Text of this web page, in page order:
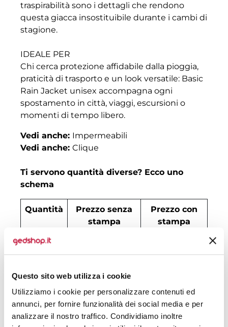
Questo sito web utilizza i cookie
Utilizziamo i cookie per personalizzare contenuti ed
annunci, per fornire funzionalità dei social media e per
analizzare il nostro traffico. Condividiamo inoltre
traspirabilità sono i dettagli che rendono
questa giacca insostituibile durante i cambi di
stagione.
IDEALE PER
Chi cerca protezione affidabile dalla pioggia,
praticità di trasporto e un look versatile: Basic
Rain Jacket unisex accompagna ogni
spostamento in città, viaggi, escursioni o
momenti di tempo libero.
Vedi anche: Impermeabili
Vedi anche: Clique
Ti servono quantità diverse? Ecco uno
schema
Quantità
Prezzo senza
stampa
Prezzo con
stampa
30
200 € 14,60 € 17,01